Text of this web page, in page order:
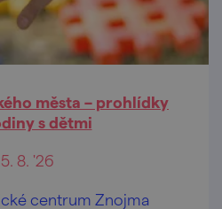
města – prohlídky
s dětmi
8. '26
centrum Znojma